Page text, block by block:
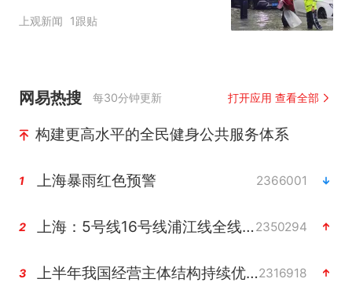
未就诊的预约不计入爽约
上观新闻 1跟贴
网易热搜 每30分钟更新 打开应用 查看全部
构建更高水平的全民健身公共服务体系
1 上海暴雨红色预警 2366001
2 上海：5号线16号线浦江线全线停运2350294
3 上半年我国经营主体结构持续优化2316918